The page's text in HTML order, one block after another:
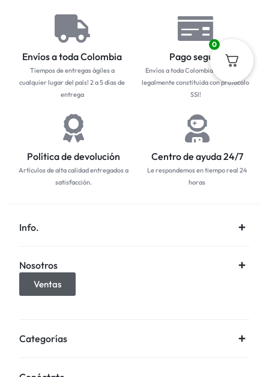
Envíos a toda Colombia
Tiempos de entregas ágiles a
cualquier lugar del país! 2 a 5 días de
entrega
Pago seguro
Envíos a toda Colombia... Empresa
legalmente constituida con protocolo
SSl!
Política de devolución
Artículos de alta calidad entregados a
satisfacción.
Centro de ayuda 24/7
Le respondemos en tiempo real 24
horas
Info.
Nosotros
Ventas
Categorías
0